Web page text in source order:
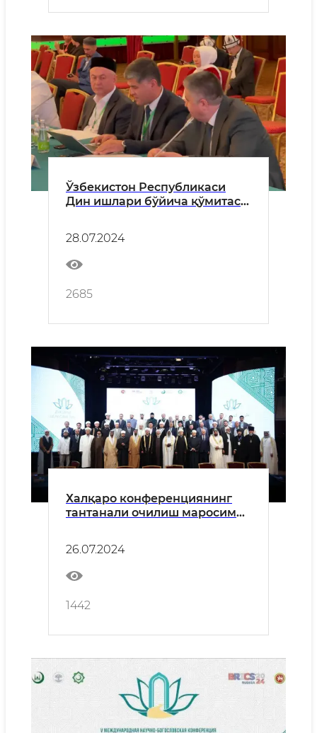
Ўзбекистон Республикаси
Дин ишлари бўйича қўмитаси
анжуманда нутқ сўзлади
28.07.2024
2685
Халқаро конференциянинг
тантанали очилиш маросими
26.07.2024
1442